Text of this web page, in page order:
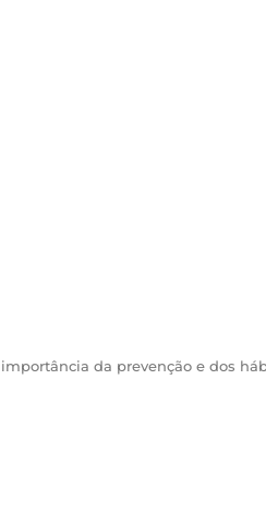
da prevenção e dos